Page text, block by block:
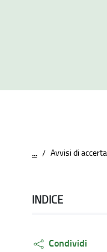
... /
INDICE
Condividi